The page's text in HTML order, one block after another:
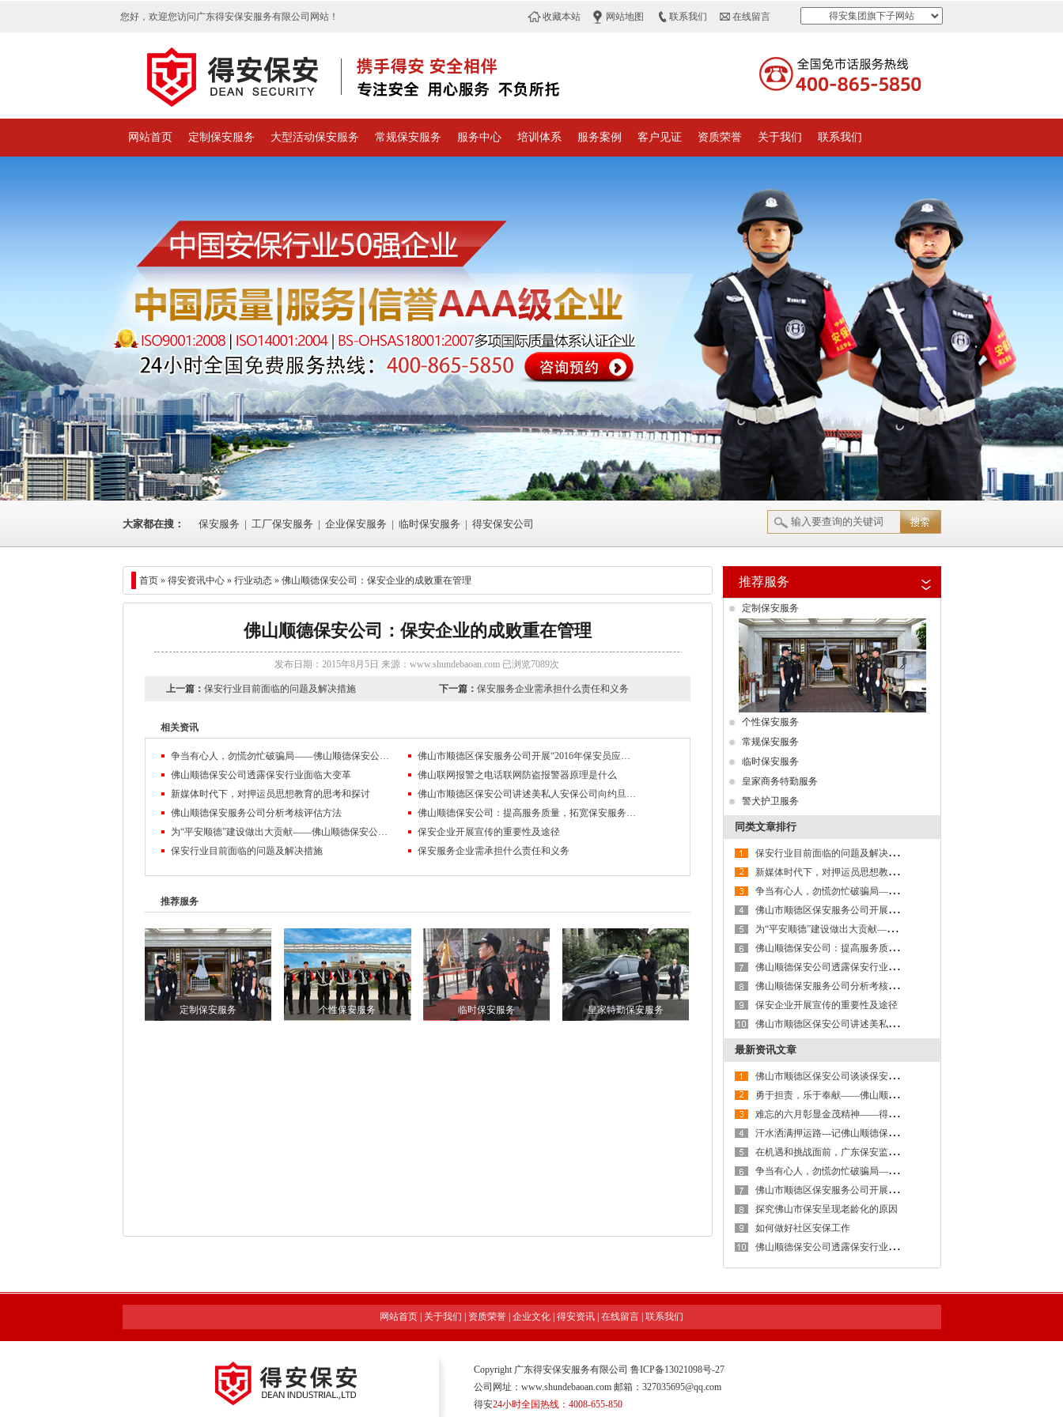
您好，欢迎您访问广东得安保安服务有限公司网站！ 收藏本站 网站地图 联系我们 在线留言 得安集团旗下子网站
网站首页 定制保安服务 大型活动保安服务 常规保安服务 服务中心 培训体系 服务案例 客户见证 资质荣誉 关于我们 联系我们
大家都在搜： 保安服务 | 工厂保安服务 | 企业保安服务 | 临时保安服务 | 得安保安公司
首页 » 得安资讯中心» 行业动态» 佛山顺德保安公司：保安企业的成败重在管理
佛山顺德保安公司：保安企业的成败重在管理
发布日期：2015年8月5日 来源：www.shundebaoan.com 已浏览7089次
上一篇：保安行业目前面临的问题及解决措施 下一篇：保安服务企业需承担什么责任和义务
相关资讯
争当有心人，勿慌勿忙破骗局——佛山顺德保安公司防范电信诈骗成绩显著
佛山市顺德区保安服务公司开展“2016年保安员应知应会技能竞赛”
佛山顺德保安公司透露保安行业面临大变革
佛山联网报警之电话联网防盗报警器原理是什么
新媒体时代下，对押运员思想教育的思考和探讨
佛山市顺德区保安公司讲述美私人安保公司向约旦国王赠枪案
佛山顺德保安服务公司分析考核评估方法
佛山顺德保安公司：提高服务质量，拓宽保安服务领域
为“平安顺德”建设做出大贡献——佛山顺德保安公司扎实构建联网报警体系
保安企业开展宣传的重要性及途径
保安行业目前面临的问题及解决措施
保安服务企业需承担什么责任和义务
推荐服务
定制保安服务 个性保安服务 临时保安服务 皇家特勤保安服务
推荐服务
定制保安服务
个性保安服务
常规保安服务
临时保安服务
皇家商务特勤服务
警犬护卫服务
同类文章排行
保
安行业目前面临的问题及解决措施
新
媒体时代下，对押运员思想教育的思考和探讨
争
当有心人，勿慌勿忙破骗局——佛山顺德保安公司防范电信诈骗成绩显著
佛
山市顺德区保安服务公司开展“2016年保安员应知应会技能竞赛”
为
“平安顺德”建设做出大贡献——佛山顺德保安公司扎实构建联网报警体系
佛
山顺德保安公司：提高服务质量，拓宽保安服务领域
佛
山顺德保安公司透露保安行业面临大变革
佛
山顺德保安服务公司分析考核评估方法
保安企业开展宣传的重要性及途径
佛
山市顺德区保安公司讲述美私人安保公司向约旦国王赠枪案
最新资讯文章
佛
山市顺德区保安公司谈谈保安队伍管理
勇
于担责，乐于奉献——佛山顺德保安服务公司押运管理部管理员王伟
难
忘的六月彰显金茂精神——得安“保安生涯最难忘的一件事”有奖征文大赛作品鉴赏
汗
水洒满押运路---记佛山顺德保安公司守押大队中队车长杜传杨
在
机遇和挑战面前，广东保安监管部门有何措施
争
当有心人，勿慌勿忙破骗局——佛山顺德保安公司防范电信诈骗成绩显著
佛
山市顺德区保安服务公司开展“2016年保安员应知应会技能竞赛”
探究佛山市保安呈现老龄化的原因
如何做好社区安保工作
佛
山顺德保安公司透露保安行业面临大变革
网站首页 关于我们 资质荣誉 企业文化 得安资讯 在线留言 联系我们
Copyright 广东得安保安服务有限公司 鲁ICP备13021098号-27
公司网址：www.shundebaoan.com 邮箱：327035695@qq.com
得安24小时全国热线：4008-655-850